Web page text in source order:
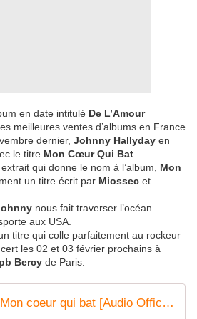
en date intitulé De L’Amour
meilleures ventes d’albums en France
dernier, Johnny Hallyday en
le titre Mon Cœur Qui Bat
qui donne le nom à l’album, Mon
un titre écrit par Miossec et
nous fait traverser l’océan
aux USA.
titre qui colle parfaitement au rockeur
les 02 et 03 février prochains à
Bercy de Paris.
Johnny Hallyday - Mon coeur qui bat [Audio Officiel]